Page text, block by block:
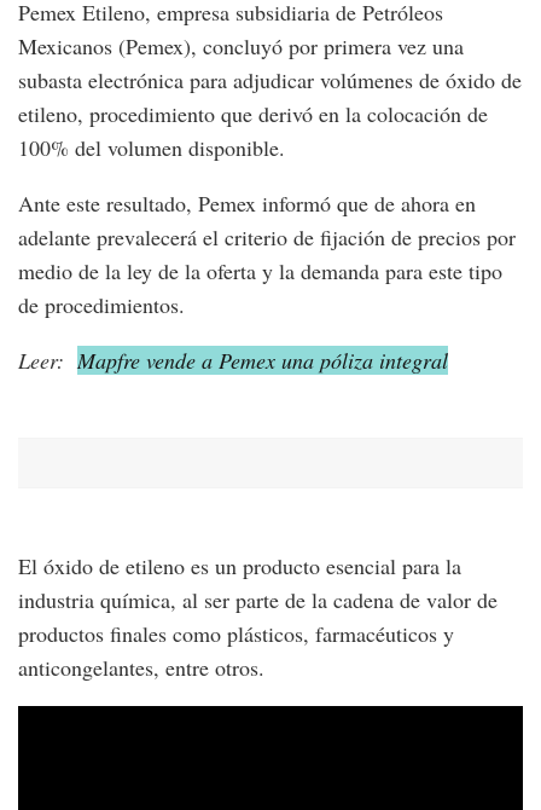
Pemex Etileno, empresa subsidiaria de Petróleos
Mexicanos (Pemex), concluyó por primera vez una
subasta electrónica para adjudicar volúmenes de óxido de
etileno, procedimiento que derivó en la colocación de
100% del volumen disponible.
Ante este resultado, Pemex informó que de ahora en
adelante prevalecerá el criterio de fijación de precios por
medio de la ley de la oferta y la demanda para este tipo
de procedimientos.
Leer: Mapfre vende a Pemex una póliza integral
El óxido de etileno es un producto esencial para la
industria química, al ser parte de la cadena de valor de
productos finales como plásticos, farmacéuticos y
anticongelantes, entre otros.